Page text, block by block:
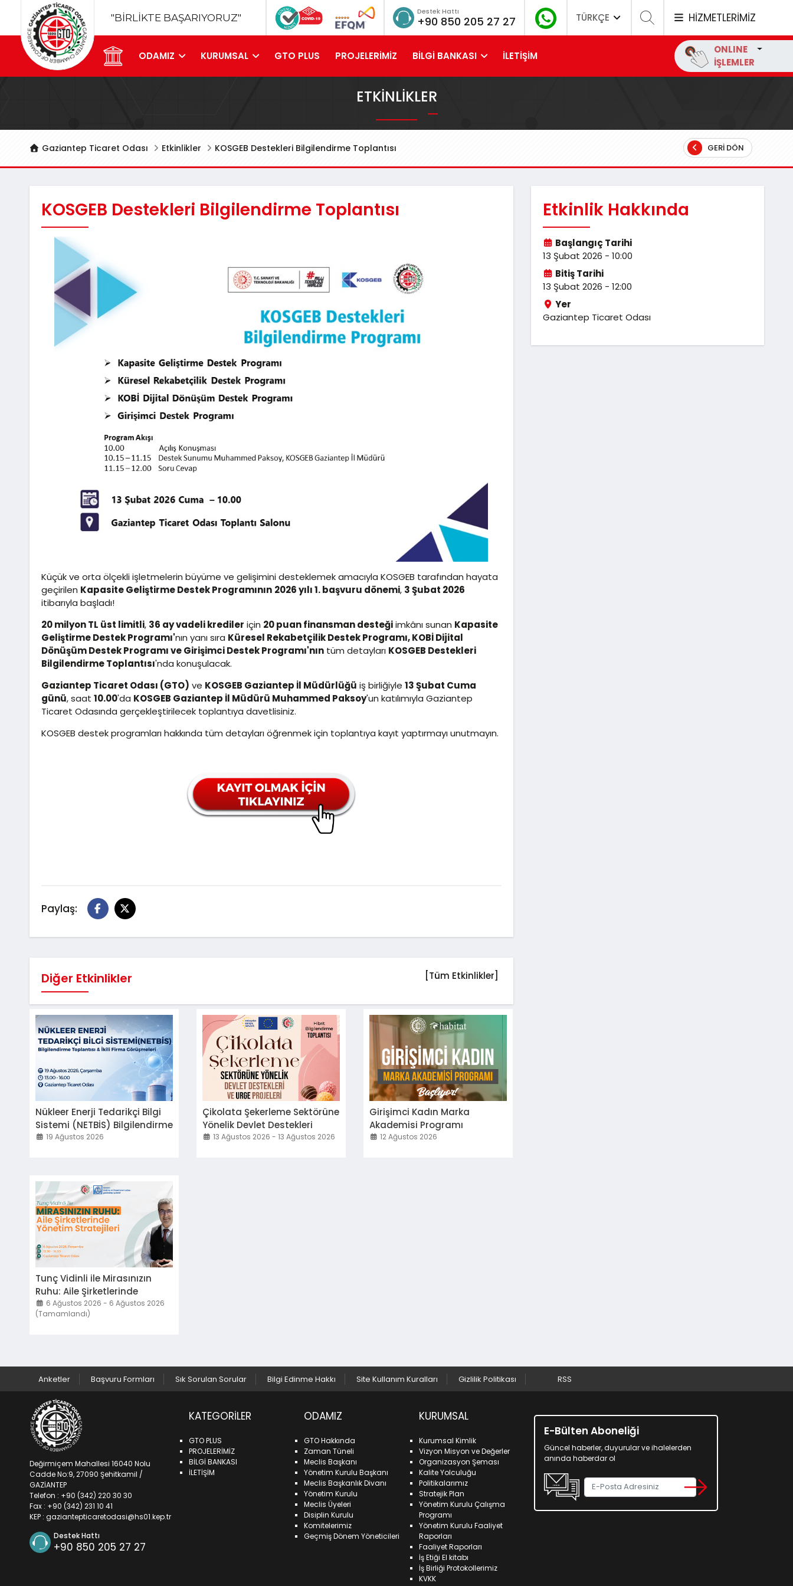
"BİRLİKTE BAŞARIYORUZ"
Destek Hattı
+90 850 205 27 27 TÜRKÇE HİZMETLERİMİZ
ODAMIZ KURUMSAL GTO PLUS PROJELERİMİZ BİLGİ BANKASI İLETİŞİM
ONLINE
İŞLEMLER
ETKINLIKLER
Gaziantep Ticaret Odası Etkinlikler KOSGEB Destekleri Bilgilendirme Toplantısı GERI DÖN
KOSGEB Destekleri Bilgilendirme Toplantısı
Küçük ve orta ölçekli işletmelerin büyüme ve gelişimini desteklemek amacıyla KOSGEB tarafından hayata
geçirilen Kapasite Geliştirme Destek Programının 2026 yılı 1. başvuru dönemi, 3 Şubat 2026
itibarıyla başladı!
20 milyon TL üst limitli, 36 ay vadeli krediler için 20 puan finansman desteğiimkânı sunan Kapasite
Geliştirme Destek Programı'nın yanı sıra Küresel Rekabetçilik Destek Programı, KOBİ Dijital
Dönüşüm Destek Programı ve Girişimci Destek Programı'nıntüm detayları KOSGEB Destekleri
Bilgilendirme Toplantısı'nda konuşulacak.
Gaziantep Ticaret Odası (GTO) ve KOSGEB Gaziantep İl Müdürlüğü iş birliğiyle 13 Şubat Cuma
günü, saat 10.00'da KOSGEB Gaziantep İl Müdürü Muhammed Paksoy'un katılımıyla Gaziantep
Ticaret Odasında gerçekleştirilecek toplantıya davetlisiniz.
KOSGEB destek programları hakkında tüm detayları öğrenmek için toplantıya kayıt yaptırmayı unutmayın.
Paylaş:
Diğer Etkinlikler [Tüm Etkinlikler]
Nükleer Enerji Tedarikçi Bilgi
Sistemi (NETBİS) Bilgilendirme
Toplantısı & İkili Firma
19 Ağustos 2026
Çikolata Şekerleme Sektörüne
Yönelik Devlet Destekleri
Toplantısı
13 Ağustos 2026 - 13 Ağustos 2026
Girişimci Kadın Marka
Akademisi Programı
12 Ağustos 2026
Tunç Vidinli ile Mirasınızın
Ruhu: Aile Şirketlerinde
Yönetim Stratejileri
6 Ağustos 2026 - 6 Ağustos 2026
(Tamamlandı)
Etkinlik Hakkında
Başlangıç Tarihi
13 Şubat 2026 - 10:00
Bitiş Tarihi
13 Şubat 2026 - 12:00
Yer
Gaziantep Ticaret Odası
Anketler Başvuru Formları Sık Sorulan Sorular Bilgi Edinme Hakkı Site Kullanım Kuralları Gizlilik Politikası RSS
Değirmiçem Mahallesi 16040 Nolu
Cadde No:9, 27090 Şehitkamil /
GAZİANTEP
Telefon : +90 (342) 220 30 30
Fax : +90 (342) 231 10 41
KEP : gaziantepticaretodasi@hs01.kep.tr
Destek Hattı
+90 850 205 27 27
KATEGORILER
GTO PLUS
PROJELERİMİZ
BİLGİ BANKASI
İLETİŞİM
ODAMIZ
GTO Hakkında
Zaman Tüneli
Meclis Başkanı
Yönetim Kurulu Başkanı
Meclis Başkanlık Divanı
Yönetim Kurulu
Meclis Üyeleri
Disiplin Kurulu
Komitelerimiz
Geçmiş Dönem Yöneticileri
KURUMSAL
Kurumsal Kimlik
Vizyon Misyon ve Değerler
Organizasyon Şeması
Kalite Yolculuğu
Politikalarımız
Stratejik Plan
Yönetim Kurulu Çalışma
Programı
Yönetim Kurulu Faaliyet
Raporları
Faaliyet Raporları
İş Etiği El kitabı
İş Birliği Protokollerimiz
KVKK
E-Bülten Aboneliği
Güncel haberler, duyurular ve ihalelerden
anında haberdar ol